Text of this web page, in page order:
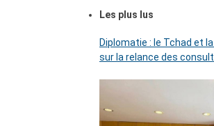
Les plus lus
Diplomatie : le Tchad et
sur la relance des